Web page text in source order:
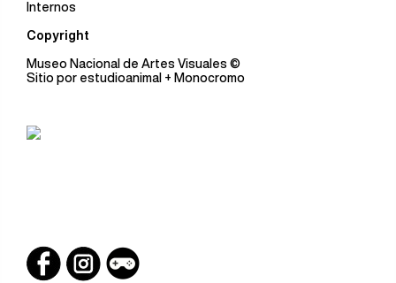
Internos
Copyright
Museo Nacional de Artes Visuales ©
Sitio por estudioanimal + Monocromo